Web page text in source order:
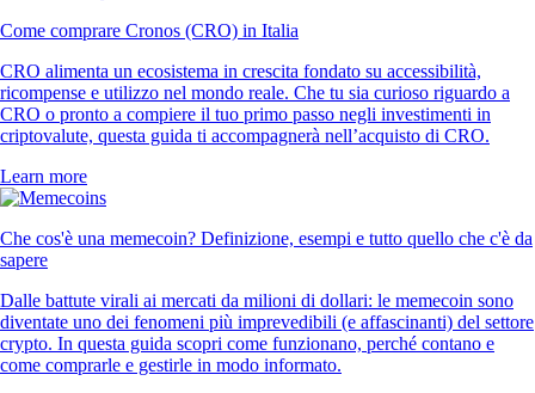
Come comprare Cronos (CRO) in Italia
CRO alimenta un ecosistema in crescita fondato su accessibilità,
ricompense e utilizzo nel mondo reale. Che tu sia curioso riguardo a
CRO o pronto a compiere il tuo primo passo negli investimenti in
criptovalute, questa guida ti accompagnerà nell’acquisto di CRO.
Learn more
Che cos'è una memecoin? Definizione, esempi e tutto quello che c'è da
sapere
Dalle battute virali ai mercati da milioni di dollari: le memecoin sono
diventate uno dei fenomeni più imprevedibili (e affascinanti) del settore
crypto. In questa guida scopri come funzionano, perché contano e
come comprarle e gestirle in modo informato.